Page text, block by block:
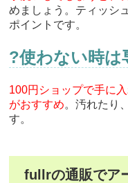
めましょう。ティッシ
ポイントです。
?使わない時は
100円ショップで手に
がおすすめ。汚れたり
す。
fullrの通販でア